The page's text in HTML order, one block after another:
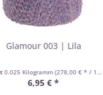
Glamour 003 | Lila
0.025 Kilogramm (278,00 € * / 1 Kilogramm)
6,95 € *